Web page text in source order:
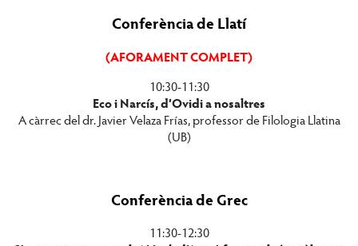
Conferència de Llatí
(AFORAMENT COMPLET)
10:30-11:30
Eco i Narcís, d’Ovidi a nosaltres
A càrrec del dr. Javier Velaza Frías, professor de Filologia Llatina
(UB)
Conferència de Grec
11:30-12:30